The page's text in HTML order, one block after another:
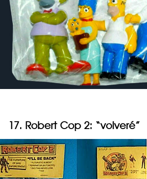
17. Robert Cop 2: “volveré”